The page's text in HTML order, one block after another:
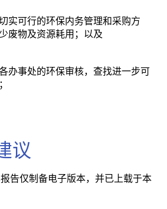
实可行的环保内务管理和采购方
废物及资源耗用；以及
办事处的环保审核，查找进一步可
议
告仅制备电子版本，并已上载于本